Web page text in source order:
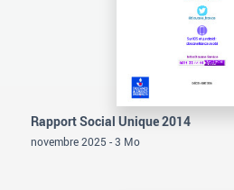
Rapport Social Unique 2014
novembre 2025 - 3 Mo